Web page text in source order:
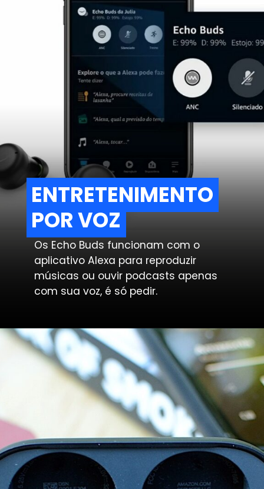
ENTRETENIMENTO
POR VOZ
ENTRETENIMENTO
POR VOZ
Os Echo Buds funcionam com o
aplicativo Alexa para reproduzir
músicas ou ouvir podcasts apenas
com sua voz, é só pedir.